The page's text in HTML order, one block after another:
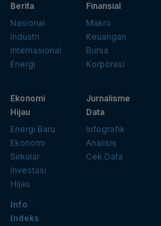
Berita
Nasional
Industri
Internasional
Energi
Finansial
Makro
Keuangan
Bursa
Korporasi
Ekonomi
Hijau
Energi Baru
Ekonomi
Sirkular
Investasi
Hijau
Jurnalisme
Data
Infografik
Analisis
Cek Data
Info
Indeks